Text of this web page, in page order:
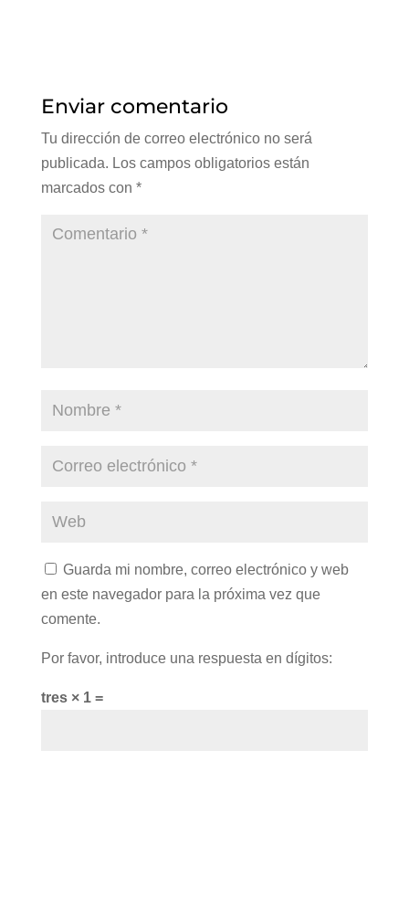
Enviar comentario
Tu dirección de correo electrónico no será
publicada. Los campos obligatorios están
marcados con *
Guarda mi nombre, correo electrónico y web
en este navegador para la próxima vez que
comente.
Por favor, introduce una respuesta en dígitos:
tres × 1 =